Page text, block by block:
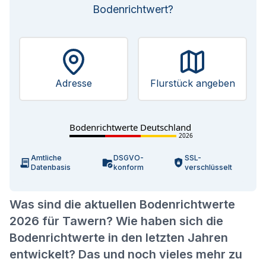
Was sind die aktuellen Bodenrichtwerte
2026 für Tawern? Wie haben sich die
Bodenrichtwerte in den letzten Jahren
entwickelt? Das und noch vieles mehr zu
Bodenrichtwert?
Adresse Flurstück angeben
Bodenrichtwerte Deutschland
2026
Amtliche
Datenbasis
DSGVO-
konform
SSL-
verschlüsselt